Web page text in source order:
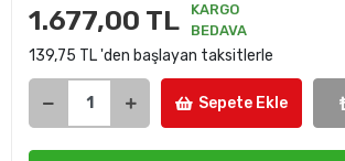
1.677,00 TL
KARGO
BEDAVA
139,75 TL 'den başlayan taksitlerle
Sepete Ekle